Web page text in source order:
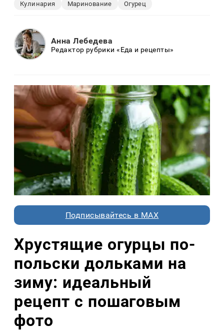
Кулинария Маринование Огурец
Анна Лебедева
Редактор рубрики «Еда и рецепты»
Подписывайтесь в MAX
Хрустящие огурцы по-
польски дольками на
зиму: идеальный
рецепт с пошаговым
фото